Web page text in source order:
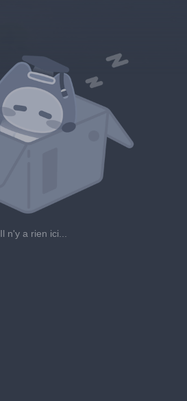
Il n'y a rien ici...